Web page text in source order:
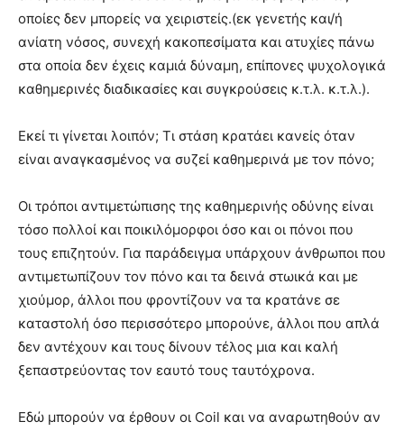
οποίες δεν μπορείς να χειριστείς.(εκ γενετής και/ή
ανίατη νόσος, συνεχή κακοπεσίματα και ατυχίες πάνω
στα οποία δεν έχεις καμιά δύναμη, επίπονες ψυχολογικά
καθημερινές διαδικασίες και συγκρούσεις κ.τ.λ. κ.τ.λ.).
Εκεί τι γίνεται λοιπόν; Τι στάση κρατάει κανείς όταν
είναι αναγκασμένος να συζεί καθημερινά με τον πόνο;
Οι τρόποι αντιμετώπισης της καθημερινής οδύνης είναι
τόσο πολλοί και ποικιλόμορφοι όσο και οι πόνοι που
τους επιζητούν. Για παράδειγμα υπάρχουν άνθρωποι που
αντιμετωπίζουν τον πόνο και τα δεινά στωικά και με
χιούμορ, άλλοι που φροντίζουν να τα κρατάνε σε
καταστολή όσο περισσότερο μπορούνε, άλλοι που απλά
δεν αντέχουν και τους δίνουν τέλος μια και καλή
ξεπαστρεύοντας τον εαυτό τους ταυτόχρονα.
Εδώ μπορούν να έρθουν οι Coil και να αναρωτηθούν αν